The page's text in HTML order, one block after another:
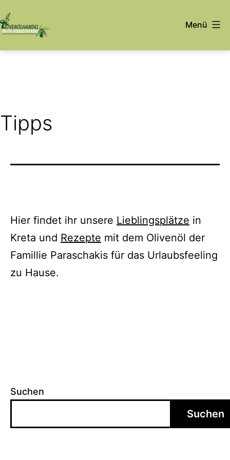
Inhalt
Menü
Tipps
Hier findet ihr unsere Lieblingsplätze in
Kreta und Rezepte mit dem Olivenöl der
Famillie Paraschakis für das Urlaubsfeeling
zu Hause.
Suchen
Suchen